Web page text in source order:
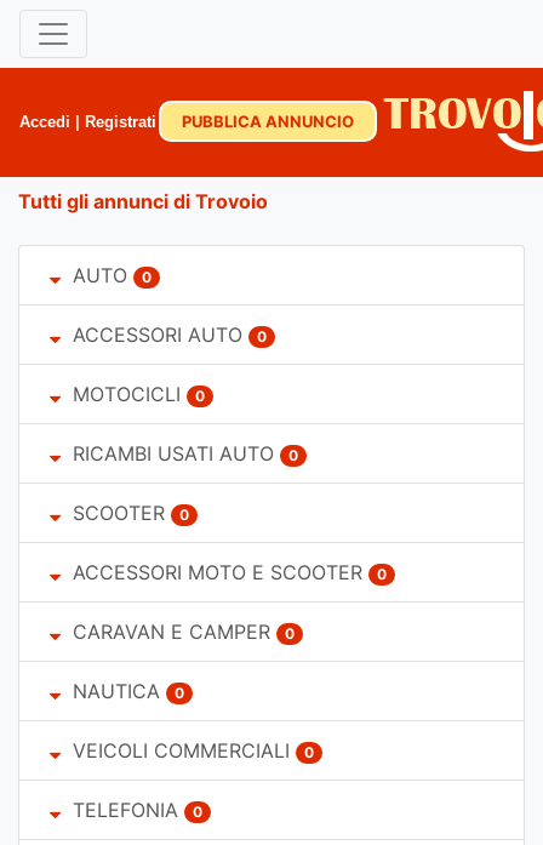
Accedi Registrati PUBBLICA ANNUNCIO
Tutti gli annunci di Trovoio
AUTO 0
ACCESSORI AUTO 0
MOTOCICLI 0
RICAMBI USATI AUTO 0
SCOOTER 0
ACCESSORI MOTO E SCOOTER 0
CARAVAN E CAMPER 0
NAUTICA 0
VEICOLI COMMERCIALI 0
TELEFONIA 0